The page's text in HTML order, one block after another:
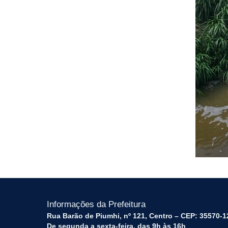
Informações da Prefeitura
Rua Barão de Piumhi, nº 121, Centro – CEP: 35570-
De segunda a sexta-feira, das 9h às 16h